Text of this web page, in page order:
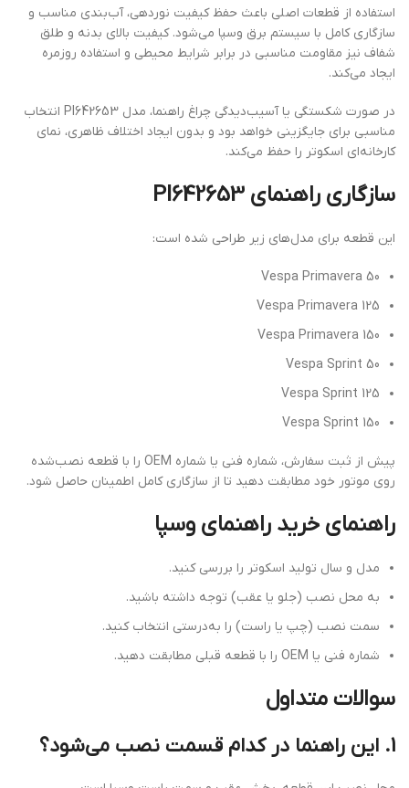
استفاده از قطعات اصلی باعث حفظ کیفیت نوردهی، آب‌بندی مناسب و
سازگاری کامل با سیستم برق وسپا می‌شود. کیفیت بالای بدنه و طلق
شفاف نیز مقاومت مناسبی در برابر شرایط محیطی و استفاده روزمره
ایجاد می‌کند.
در صورت شکستگی یا آسیب‌دیدگی چراغ راهنما، مدل PI642653 انتخاب
مناسبی برای جایگزینی خواهد بود و بدون ایجاد اختلاف ظاهری، نمای
کارخانه‌ای اسکوتر را حفظ می‌کند.
سازگاری راهنمای PI642653
این قطعه برای مدل‌های زیر طراحی شده است:
Vespa Primavera 50
Vespa Primavera 125
Vespa Primavera 150
Vespa Sprint 50
Vespa Sprint 125
Vespa Sprint 150
پیش از ثبت سفارش، شماره فنی یا شماره OEM را با قطعه نصب‌شده
روی موتور خود مطابقت دهید تا از سازگاری کامل اطمینان حاصل شود.
راهنمای خرید راهنمای وسپا
مدل و سال تولید اسکوتر را بررسی کنید.
به محل نصب (جلو یا عقب) توجه داشته باشید.
سمت نصب (چپ یا راست) را به‌درستی انتخاب کنید.
شماره فنی یا OEM را با قطعه قبلی مطابقت دهید.
سوالات متداول
1. این راهنما در کدام قسمت نصب می‌شود؟